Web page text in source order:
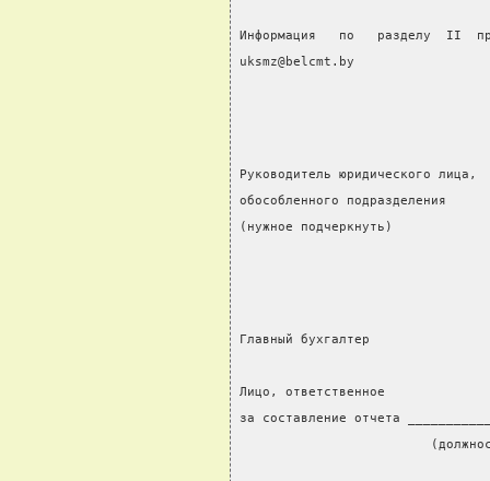
Информация   по   разделу  II
uksmz@belcmt.by
Руководитель юридического лица,
обособленного подразделения
(нужное подчеркнуть)
Главный бухгалтер
Лицо, ответственное
за составление отчета